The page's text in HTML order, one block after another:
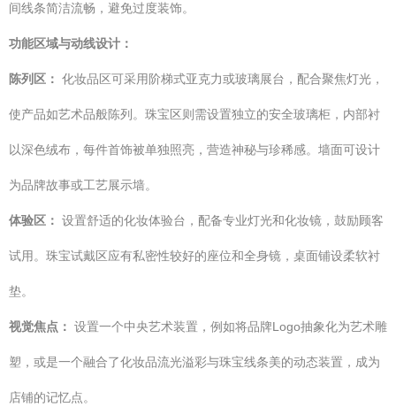
间线条简洁流畅，避免过度装饰。
功能区域与动线设计：
陈列区： 化妆品区可采用阶梯式亚克力或玻璃展台，配合聚焦灯光，
使产品如艺术品般陈列。珠宝区则需设置独立的安全玻璃柜，内部衬
以深色绒布，每件首饰被单独照亮，营造神秘与珍稀感。墙面可设计
为品牌故事或工艺展示墙。
体验区： 设置舒适的化妆体验台，配备专业灯光和化妆镜，鼓励顾客
试用。珠宝试戴区应有私密性较好的座位和全身镜，桌面铺设柔软衬
垫。
视觉焦点： 设置一个中央艺术装置，例如将品牌Logo抽象化为艺术雕
塑，或是一个融合了化妆品流光溢彩与珠宝线条美的动态装置，成为
店铺的记忆点。